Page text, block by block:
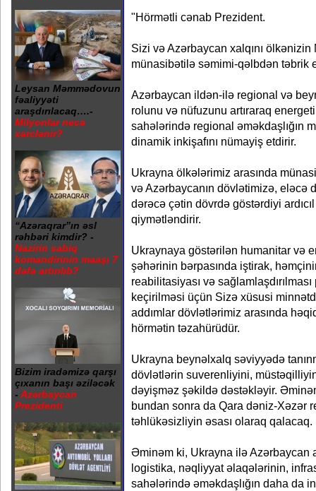
Leysan Məmmədovun
fəaliyyəti
araşdırılacaq….-
Milyonlar necə
xərclənir?
“Azəraqrar”ın əsl
rəhbəri kimdir? -
Nazirin sabiq
komandirinin maaşı 7
dəfə artırılıb?
Bizim iradəmizə qarşı
çıxanın başı əziləcək
- Azərbaycan
Prezidenti
"Hörmətli cənab Prezident.
Sizi və Azərbaycan xalqını
münasibətilə səmimi-qəlbdən təbrik
Azərbaycan ildən-ilə regional və
rolunu və nüfuzunu artıraraq
sahələrində regional əməkdaşlığın
dinamik inkişafını nümayiş etdirir.
Ukrayna ölkələrimiz arasında
və Azərbaycanın dövlətimizə, eləcə
dərəcə çətin dövrdə göstərdiyi
qiymətləndirir.
Ukraynaya göstərilən humanitar və
şəhərinin bərpasında iştirak,
reabilitasiyası və
keçirilməsi üçün Sizə xüsusi
addımlar dövlətlərimiz arasında
hörmətin təzahürüdür.
Ukrayna beynəlxalq səviyyədə
dövlətlərin suverenliyini,
dəyişməz şəkildə dəstəkləyir.
bundan sonra da Qara dəniz-Xəzər
təhlükəsizliyin əsası olaraq qalacaq.
Əminəm ki, Ukrayna ilə Azərbaycan
logistika, nəqliyyat əlaqələrinin,
sahələrində əməkdaşlığın daha da